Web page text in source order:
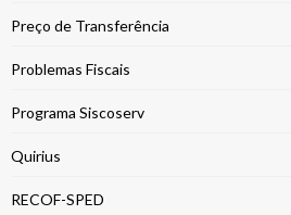
Preço de Transferência
Problemas Fiscais
Programa Siscoserv
Quirius
RECOF-SPED